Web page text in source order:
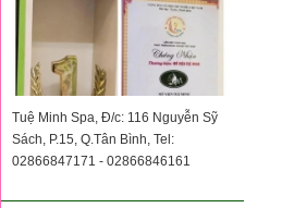
Tuệ Minh Spa, Đ/c: 116 Nguyễn Sỹ
Sách, P.15, Q.Tân Bình, Tel:
02866847171 - 02866846161